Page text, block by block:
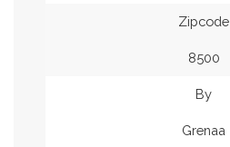
Zipcode
8500
By
Grenaa